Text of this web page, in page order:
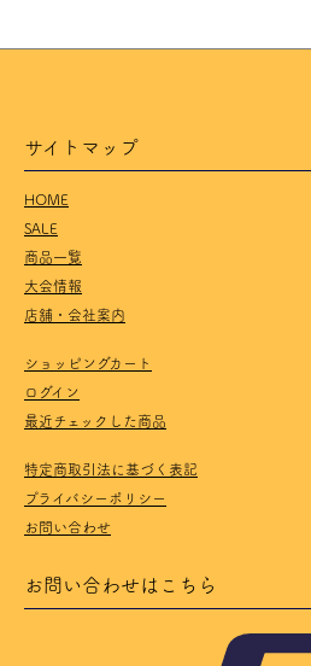
サイトマップ
HOME
SALE
商品一覧
大会情報
店舗・会社案内
ショッピングカート
ログイン
最近チェックした商品
特定商取引法に基づく表記
プライバシーポリシー
お問い合わせ
お問い合わせはこちら